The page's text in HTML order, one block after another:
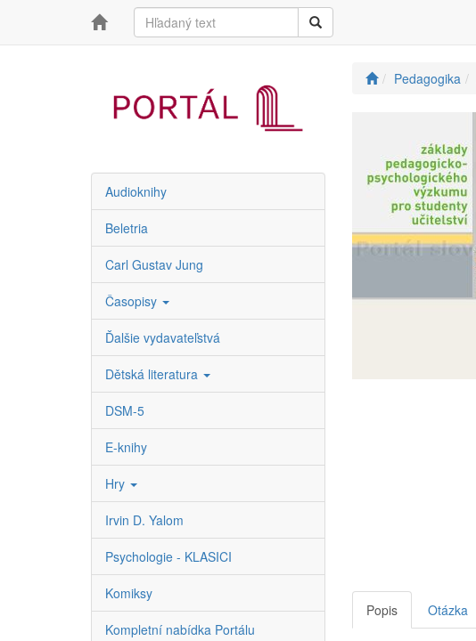
Audioknihy
Beletria
Carl Gustav Jung
Časopisy
Ďalšie vydavateľstvá
Dětská literatura
DSM-5
E-knihy
Hry
Irvin D. Yalom
Psychologie - KLASICI
Komiksy
Kompletní nabídka Portálu
Pedagogika
Popis Otázka